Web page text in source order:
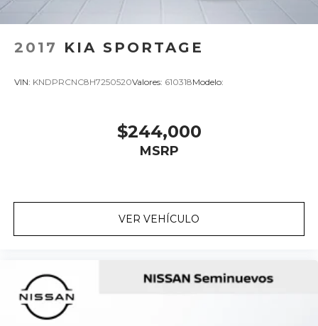
2017 KIA SPORTAGE
VIN: KNDPRCNC8H7250520Valores: 610318Modelo:
$244,000
MSRP
VER VEHÍCULO